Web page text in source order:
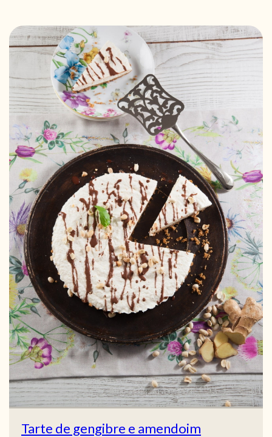
Tarte de gengibre e amendoim